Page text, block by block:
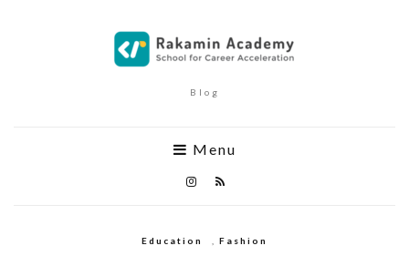
Blog
Menu
Education Fashion